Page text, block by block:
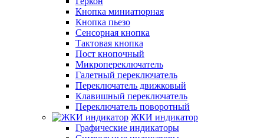
Кнопка миниатюрная
Кнопка пьезо
Сенсорная кнопка
Тактовая кнопка
Пост кнопочный
Микропереключатель
Галетный переключатель
Переключатель движковый
Клавишный переключатель
Переключатель поворотный
ЖКИ индикатор
Графические индикаторы